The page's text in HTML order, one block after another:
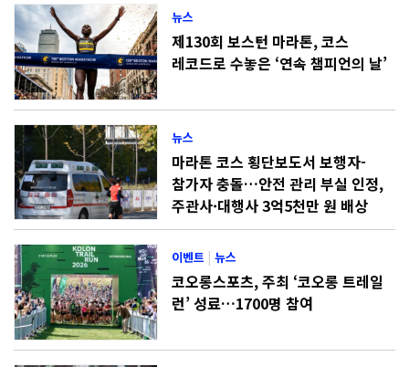
뉴스
제130회 보스턴 마라톤, 코스
레코드로 수놓은 ‘연속 챔피언의 날’
뉴스
마라톤 코스 횡단보도서 보행자-
참가자 충돌…안전 관리 부실 인정,
주관사·대행사 3억5천만 원 배상
이벤트 |뉴스
코오롱스포츠, 주최 ‘코오롱 트레일
런’ 성료…1700명 참여